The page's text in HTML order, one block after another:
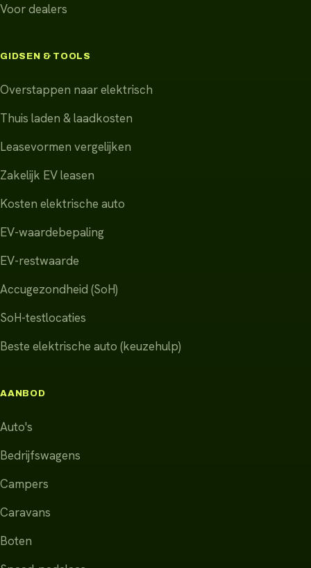
Voor dealers
GIDSEN & TOOLS
Overstappen naar elektrisch
Thuis laden & laadkosten
Leasevormen vergelijken
Zakelijk EV leasen
Kosten elektrische auto
EV-waardebepaling
EV-restwaarde
Accugezondheid (SoH)
SoH-testlocaties
Beste elektrische auto (keuzehulp)
AANBOD
Auto's
Bedrijfswagens
Campers
Caravans
Boten